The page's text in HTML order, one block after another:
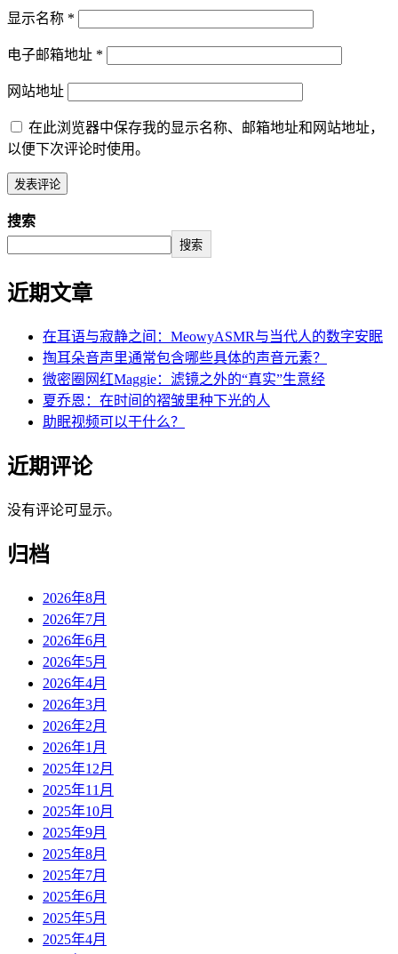
显示名称 *
电子邮箱地址 *
网站地址
在此浏览器中保存我的显示名称、邮箱地址和网站地址，
以便下次评论时使用。
搜索
搜索
近期文章
在耳语与寂静之间：MeowyASMR与当代人的数字安眠
掏耳朵音声里通常包含哪些具体的声音元素？
微密圈网红Maggie：滤镜之外的“真实”生意经
夏乔恩：在时间的褶皱里种下光的人
助眠视频可以干什么？
近期评论
没有评论可显示。
归档
2026年8月
2026年7月
2026年6月
2026年5月
2026年4月
2026年3月
2026年2月
2026年1月
2025年12月
2025年11月
2025年10月
2025年9月
2025年8月
2025年7月
2025年6月
2025年5月
2025年4月